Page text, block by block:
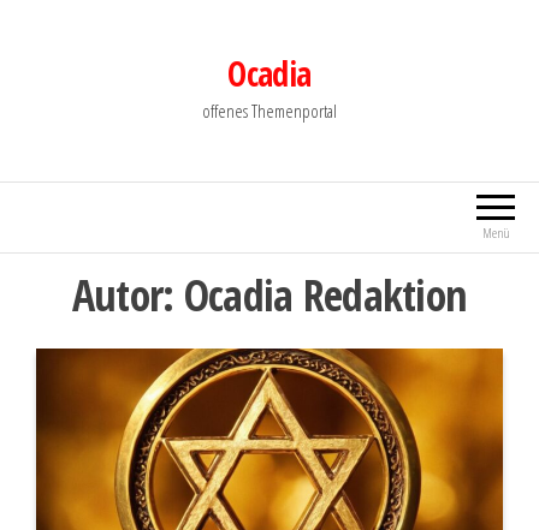
Ocadia
offenes Themenportal
Menü
Autor: Ocadia Redaktion